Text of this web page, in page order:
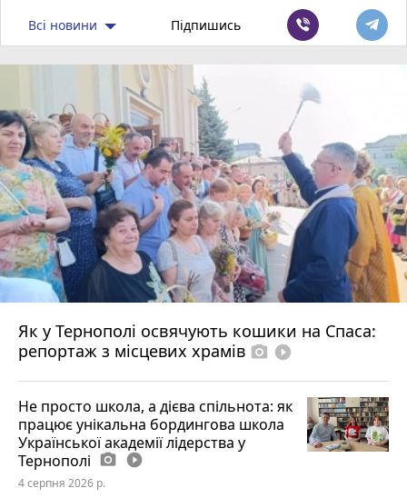
Всі новини Підпишись
Як у Тернополі освячують кошики на Спаса:
репортаж з місцевих храмів photo_camera play_circle_filled
Не просто школа, а дієва спільнота: як
працює унікальна бордингова школа
Української академії лідерства у
Тернополі photo_camera play_circle_filled
4 серпня 2026 р.